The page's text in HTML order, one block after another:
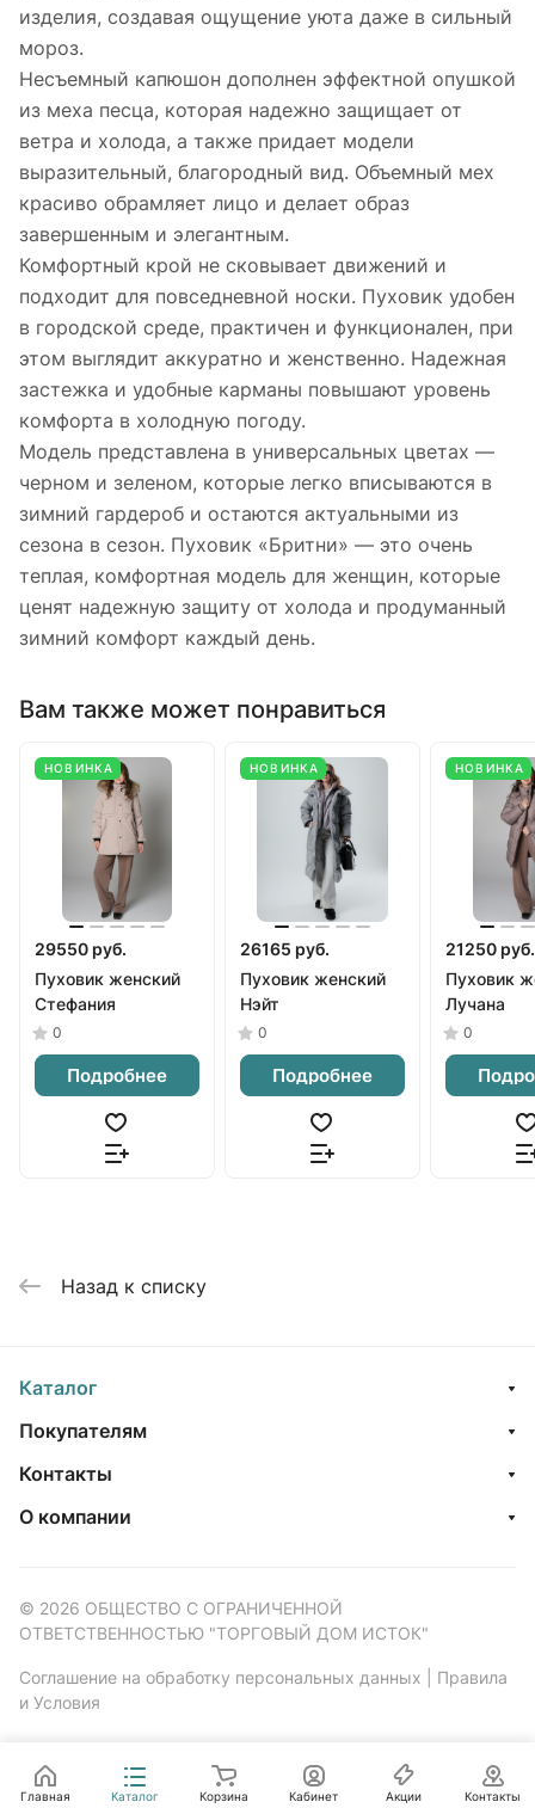
изделия, создавая ощущение уюта даже в сильный
мороз.
Несъемный капюшон дополнен эффектной опушкой
из меха песца, которая надежно защищает от
ветра и холода, а также придает модели
выразительный, благородный вид. Объемный мех
красиво обрамляет лицо и делает образ
завершенным и элегантным.
Комфортный крой не сковывает движений и
подходит для повседневной носки. Пуховик удобен
в городской среде, практичен и функционален, при
этом выглядит аккуратно и женственно. Надежная
застежка и удобные карманы повышают уровень
комфорта в холодную погоду.
Модель представлена в универсальных цветах —
черном и зеленом, которые легко вписываются в
зимний гардероб и остаются актуальными из
сезона в сезон. Пуховик «Бритни» — это очень
теплая, комфортная модель для женщин, которые
ценят надежную защиту от холода и продуманный
зимний комфорт каждый день.
Вам также может понравиться
НОВИНКА
29550 руб.
Пуховик женский
Стефания
0
Подробнее
НОВИНКА
26165 руб.
Пуховик женский
Нэйт
0
Подробнее
НОВИНКА
21250 руб.
Пуховик
Лучана
0
Назад к списку
Каталог
Покупателям
Контакты
О компании
© 2026 ОБЩЕСТВО С ОГРАНИЧЕННОЙ
ОТВЕТСТВЕННОСТЬЮ "ТОРГОВЫЙ ДОМ ИСТОК"
Соглашение на обработку персональных данных
Правила
и Условия
Главная Каталог Корзина Кабинет Акции Контакты